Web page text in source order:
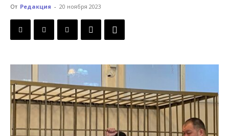
Кыргызстана
От Редакция - 20 ноября 2023